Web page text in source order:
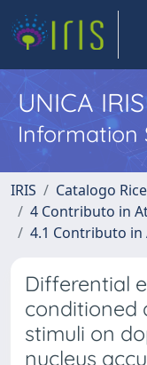
UNICA IRIS
Information
IRIS
Catalogo
4 Contributo in
4.1 Contributo
Differential
conditioned
stimuli on
nucleus